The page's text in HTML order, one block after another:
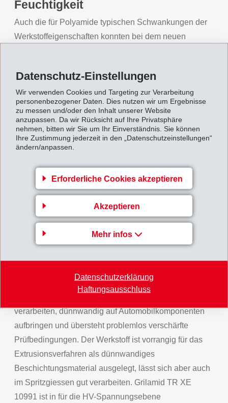
Datenschutz-Einstellungen
Wir verwenden Cookies und Targeting zur Verarbeitung
personenbezogener Daten. Dies nutzen wir um Ergebnisse
zu messen und/oder den Inhalt unserer Website
anzupassen. Da wir Rücksicht auf Ihre Privatsphäre
nehmen, bitten wir Sie um Ihr Einverständnis. Sie können
Ihre Zustimmung jederzeit in den „Datenschutzeinstellungen“
ändern/anpassen.
Erforderliche Cookies akzeptieren
Akzeptieren
Mehr infos
Datenschutzerklärung
Haftungsausschluss
Feuchtigkeit
Auch die für Polyamide typischen Schwankungen der
Werkstoffeigenschaften konnten bei dem neuen
Wasseraufnahme wie etwa Polyethylen (PE). Die
mechanischen Eigenschaften des Spezialkunststoffes
werden durch Feuchteaufnahme kaum beeinflusst. So
bleibt z.B. die Elastizitätsgrenze des Materials nach
Konditionierung nahezu unverändert, was die Stabilität
der Eigenschaften von Grilamid TR XE 10991 belegt.
Mit exzellenten materialtypischen Eigenschaften, wie
einem konstanten spezifischen Durchgangswiderstand,
hoher Durchschlagfestigkeit und Kriechstromfestigkeit
eröffnet Grilamid TR XE 10991 als Isolationswerkstoff
im HV-Spannungsbereich neue Möglichkeiten für ein
cleveres Fahrzeugdesign. Dieses herausragende
zu einer hohen Belastbarkeit des Werkstoffs im Einsatz
verarbeiten, dünnwandig auf Automobilkomponenten
aufbringen und übersteht problemlos verschärfte
Prüfbedingungen. Der Werkstoff ist vorrangig für das
Extrusionsverfahren als dünnwandiges
Beschichtungsmaterial ausgelegt, lässt sich aber auch
im Spritzgiessen gut verarbeiten. Grilamid TR XE
10991 ist in für die HV-Spannungsebene